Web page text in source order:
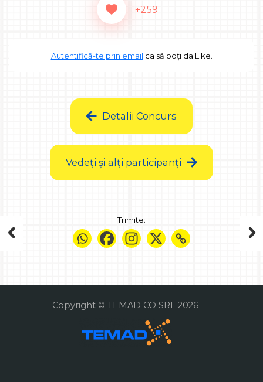
+259
Autentifică-te prin email ca să poți da Like.
Detalii Concurs
Vedeți și alți participanți
Trimite:
Copyright © TEMAD CO SRL 2026